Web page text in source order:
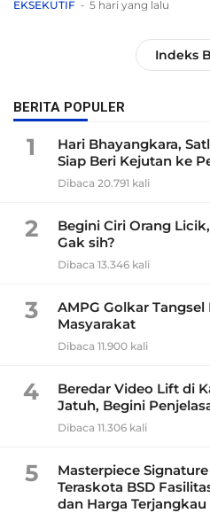
EKSEKUTIF 5 hari yang lalu
Indeks
BERITA POPULER
1
Hari Bhayangkara,
Siap Beri Kejutan ke
Dibaca 20.791 kali
2
Begini Ciri Orang
Gak sih?
Dibaca 13.346 kali
3
AMPG Golkar
Masyarakat
Dibaca 11.900 kali
4
Beredar Video Lift di
Jatuh, Begini
Dibaca 11.306 kali
5
Masterpiece
Teraskota BSD
dan Harga Terjangkau